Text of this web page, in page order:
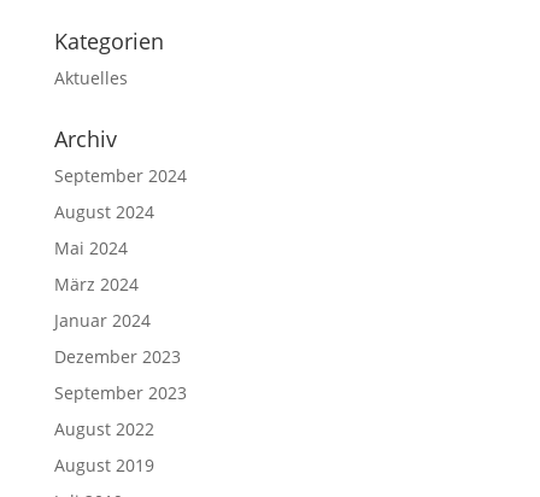
Kategorien
Aktuelles
Archiv
September 2024
August 2024
Mai 2024
März 2024
Januar 2024
Dezember 2023
September 2023
August 2022
August 2019